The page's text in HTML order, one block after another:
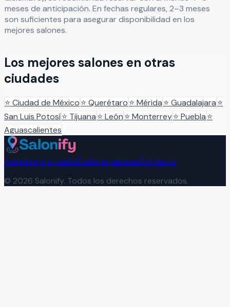
meses de anticipación. En fechas regulares, 2–3 meses
son suficientes para asegurar disponibilidad en los
mejores salones.
Los mejores salones en otras
ciudades
⭐ Ciudad de México⭐ Querétaro⭐ Mérida⭐ Guadalajara⭐
San Luis Potosí⭐ Tijuana⭐ León⭐ Monterrey⭐ Puebla⭐
Aguascalientes
Administra tu salónExplorar salonesContacto
© 2026 Salonify. Todos los derechos reservados.